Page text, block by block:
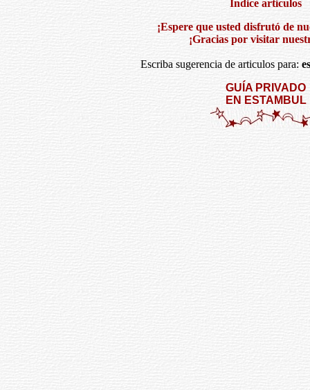
Índice artículos
¡Espere que usted disfrutó de
¡Gracias por visitar
Escriba sugerencia de articulos para:
GUÍA PRIVADO
EN ESTAMBUL